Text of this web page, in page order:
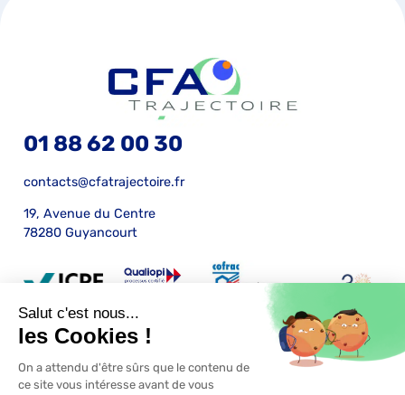
01 88 62 00 30
contacts@cfatrajectoire.fr
19, Avenue du Centre
78280 Guyancourt
Mentions légales Certification QualiopiRGPD
S'inscrire